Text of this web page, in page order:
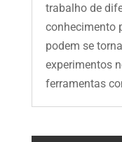
trabalho de
conhecimento
podem se
experimentos
ferramentas